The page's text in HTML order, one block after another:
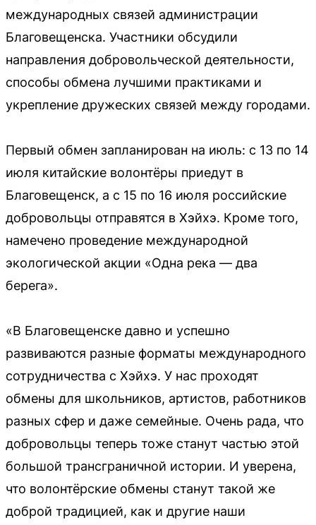
международных связей администрации
Благовещенска. Участники обсудили
направления добровольческой деятельности,
способы обмена лучшими практиками и
укрепление дружеских связей между городами.
Первый обмен запланирован на июль: с 13 по 14
июля китайские волонтёры приедут в
Благовещенск, а с 15 по 16 июля российские
добровольцы отправятся в Хэйхэ. Кроме того,
намечено проведение международной
экологической акции «Одна река — два
берега».
«В Благовещенске давно и успешно
развиваются разные форматы международного
сотрудничества с Хэйхэ. У нас проходят
обмены для школьников, артистов, работников
разных сфер и даже семейные. Очень рада, что
добровольцы теперь тоже станут частью этой
большой трансграничной истории. И уверена,
что волонтёрские обмены станут такой же
доброй традицией, как и другие наши